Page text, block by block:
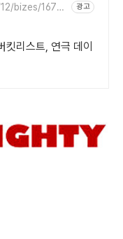
bizes/16764
광고
리스트, 연극 데이